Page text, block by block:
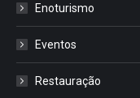
Enoturismo
Eventos
Restauração